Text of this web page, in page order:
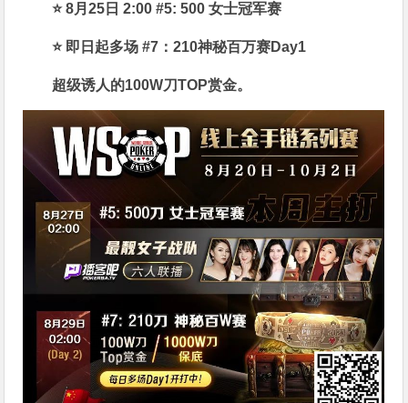
⭐ 8月25日 2:00 #5: 500 女士冠军赛
⭐ 即日起多场 #7：210神秘百万赛Day1
超级诱人的100W刀TOP赏金。